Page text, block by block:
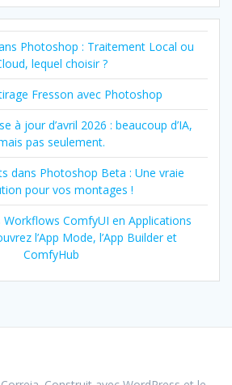
Photoshop : Traitement Local ou
lequel choisir ?
Fresson avec Photoshop
à jour d’avril 2026 : beaucoup d’IA,
pas seulement.
dans Photoshop Beta : Une vraie
pour vos montages !
ComfyUI en Applications
l’App Mode, l’App Builder et
ComfyHub